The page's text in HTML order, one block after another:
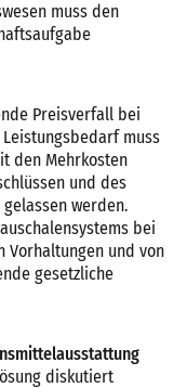
muss den
Preisverfall bei
muss
den Mehrkosten
und des
werden.
bei
Vorhaltungen und von
gesetzliche
diskutiert